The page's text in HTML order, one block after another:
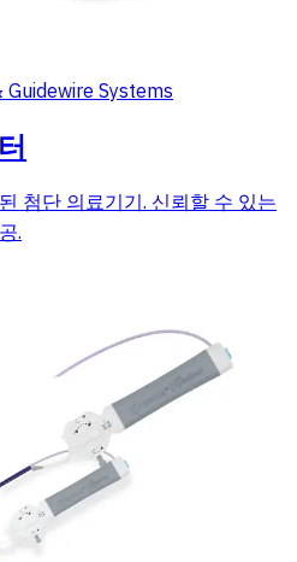
Systems
첨단 의료기기. 신뢰할 수 있는
.